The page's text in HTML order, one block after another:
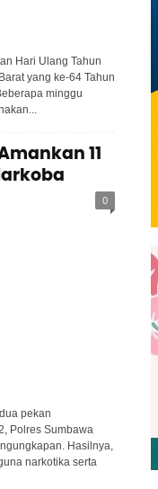
Hari Ulang Tahun
yang ke-64 Tahun
minggu
11
0
pekan
Polres Sumbawa
Hasilnya,
narkotika serta